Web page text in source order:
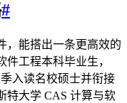
#
，能搭出一条更高效的
工程本科毕业生，
入读名校硕士并衔接
特大学 CAS 计算与软